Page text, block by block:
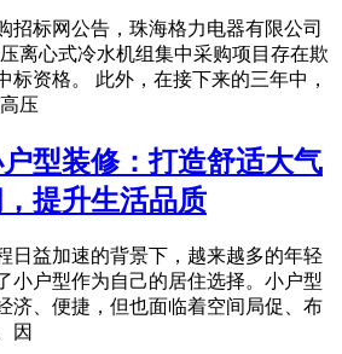
招标网公告，珠海格力电器有限公司
压离心式冷水机组集中采购项目存在欺
标资格。 此外，在接下来的三年中，
压
型装修：打造舒适大气
提升生活品质
日益加速的背景下，越来越多的年轻
小户型作为自己的居住选择。小户型
济、便捷，但也面临着空间局促、布
因